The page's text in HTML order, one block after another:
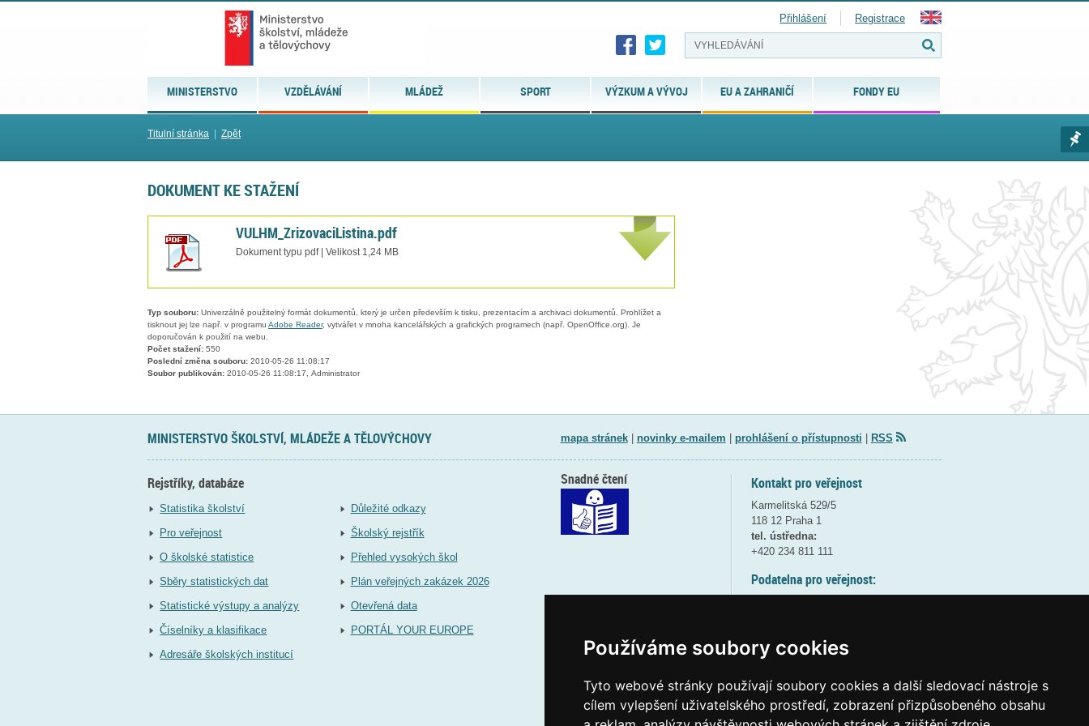
Používáme soubory cookies
Tyto webové stránky používají soubory cookies a další sledovací nástroje s
cílem vylepšení uživatelského prostředí, zobrazení přizpůsobeného obsahu
MINISTERSTVO VZDĚLÁVÁNÍ MLÁDEŽ SPORT VÝZKUM A VÝVOJ EU A ZAHRANIČÍ FONDY EU
Přihlášení Registrace
Titulní stránka Zpět
DOKUMENT KE STAŽENÍ
VULHM_ZrizovaciListina.pdf
Dokument typu pdf | Velikost 1,24 MB
Typ souboru: Univerzálně použitelný formát dokumentů, který je určen především k tisku, prezentacím a archivaci dokumentů. Prohlížet a
tisknout jej lze např. v programu Adobe Reader, vytvářet v mnoha kancelářských a grafických programech (např. OpenOffice.org). Je
doporučován k použití na webu.
Počet stažení: 550
Poslední změna souboru: 2010-05-26 11:08:17
Soubor publikován: 2010-05-26 11:08:17, Administrator
MINISTERSTVO ŠKOLSTVÍ, MLÁDEŽE A TĚLOVÝCHOVY mapa stránek| novinky e-mailem prohlášení o přístupnosti RSS
Rejstříky, databáze
Statistika školství
Pro veřejnost
O školské statistice
Sběry statistických dat
Statistické výstupy a analýzy
Číselníky a klasifikace
Adresáře školských institucí
Důležité odkazy
Školský rejstřík
Přehled vysokých škol
Plán veřejných zakázek 2026
Otevřená data
PORTÁL YOUR EUROPE
Kontakt pro veřejnost
Karmelitská 529/5
118 12 Praha 1
tel. ústředna:
+420 234 811 111
Podatelna pro veřejnost:
(více informací
Elektronická podatelna:
Snadné čtení